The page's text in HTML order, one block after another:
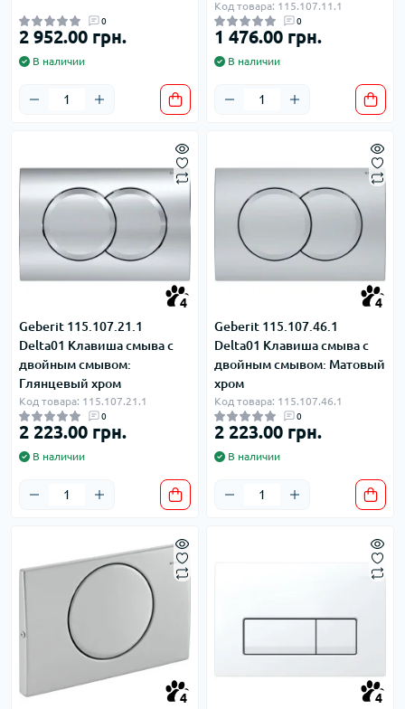
0
2 952.00 грн.
В наличии
Код товара: 115.107.11.1
0
1 476.00 грн.
В наличии
4
Geberit 115.107.21.1
Delta01 Клавиша смыва с
двойным смывом:
Глянцевый хром
Код товара: 115.107.21.1
0
2 223.00 грн.
В наличии
4
Geberit 115.107.46.1
Delta01 Клавиша смыва с
двойным смывом: Матовый
хром
Код товара: 115.107.46.1
0
2 223.00 грн.
В наличии
4
4